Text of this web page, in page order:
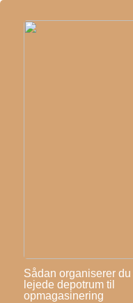
Sådan organiserer du
lejede depotrum til
opmagasinering